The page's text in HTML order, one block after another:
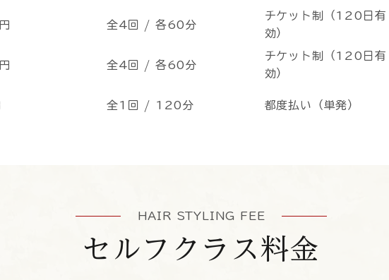
チケット制（120日有
効）
全4回 / 各60分
チケット制（120日有
効）
全4回 / 各60分
都度払い（単発）
全1回 / 120分
HAIR STYLING FEE
セルフクラス料金